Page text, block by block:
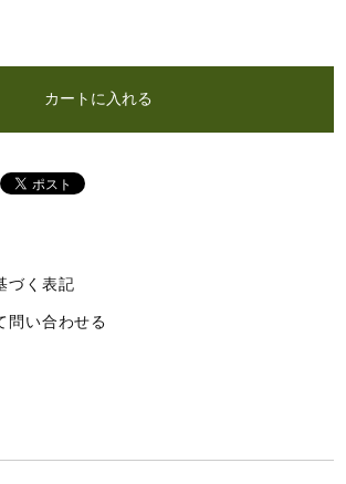
カートに入れる
づく表記
問い合わせる